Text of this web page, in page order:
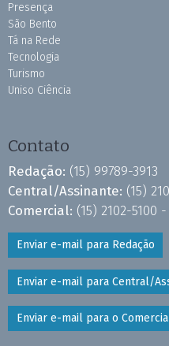
Presença
São Bento
Tá na Rede
Tecnologia
Turismo
Uniso Ciência
Contato
Redação: (15) 99789-3913
Central/Assinante: (15)
Comercial: (15) 2102-5100
Enviar e-mail para Redação
Enviar e-mail para Central/
Enviar e-mail para o